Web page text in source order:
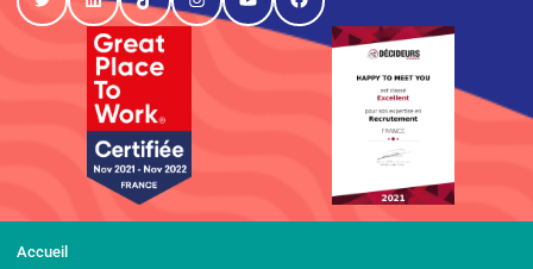
TwitterLinkedInTikTokInstagramYouTubeFacebook
Accueil